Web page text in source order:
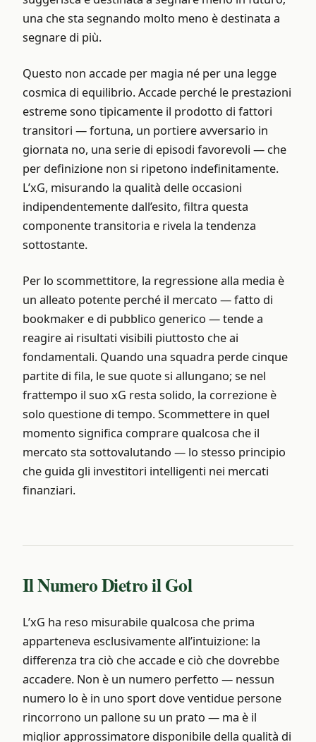
una che sta segnando molto meno è destinata a
segnare di più.
Questo non accade per magia né per una legge
cosmica di equilibrio. Accade perché le prestazioni
estreme sono tipicamente il prodotto di fattori
transitori — fortuna, un portiere avversario in
giornata no, una serie di episodi favorevoli — che
per definizione non si ripetono indefinitamente.
L’xG, misurando la qualità delle occasioni
indipendentemente dall’esito, filtra questa
componente transitoria e rivela la tendenza
sottostante.
Per lo scommettitore, la regressione alla media è
un alleato potente perché il mercato — fatto di
bookmaker e di pubblico generico — tende a
reagire ai risultati visibili piuttosto che ai
fondamentali. Quando una squadra perde cinque
partite di fila, le sue quote si allungano; se nel
frattempo il suo xG resta solido, la correzione è
solo questione di tempo. Scommettere in quel
momento significa comprare qualcosa che il
mercato sta sottovalutando — lo stesso principio
che guida gli investitori intelligenti nei mercati
finanziari.
Il Numero Dietro il Gol
L’xG ha reso misurabile qualcosa che prima
apparteneva esclusivamente all’intuizione: la
differenza tra ciò che accade e ciò che dovrebbe
accadere. Non è un numero perfetto — nessun
numero lo è in uno sport dove ventidue persone
rincorrono un pallone su un prato — ma è il
miglior approssimatore disponibile della qualità di